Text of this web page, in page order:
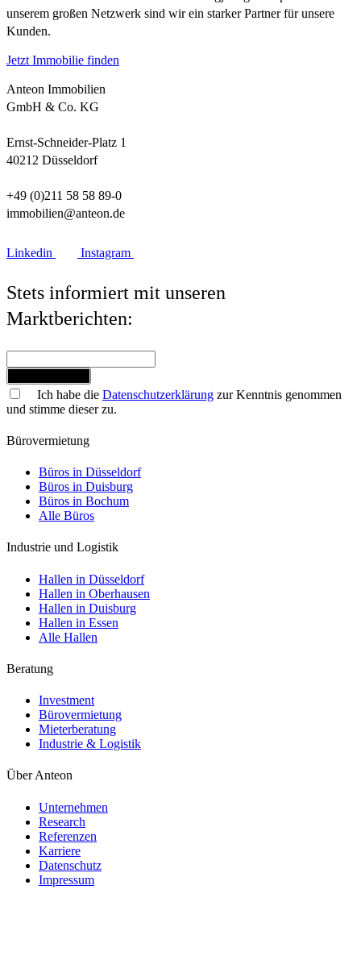
unserem großen Netzwerk sind wir ein starker Partner für unsere
Kunden.
Jetzt Immobilie finden
Anteon Immobilien
GmbH & Co. KG
Ernst-Schneider-Platz 1
40212 Düsseldorf
+49 (0)211 58 58 89-0
immobilien@anteon.de
Linkedin Instagram
Stets informiert mit unseren
Marktberichten:
Ich habe die Datenschutzerklärung zur Kenntnis genommen
und stimme dieser zu.
Bürovermietung
Büros in Düsseldorf
Büros in Duisburg
Büros in Bochum
Alle Büros
Industrie und Logistik
Hallen in Düsseldorf
Hallen in Oberhausen
Hallen in Duisburg
Hallen in Essen
Alle Hallen
Beratung
Investment
Bürovermietung
Mieterberatung
Industrie & Logistik
Über Anteon
Unternehmen
Research
Referenzen
Karriere
Datenschutz
Impressum